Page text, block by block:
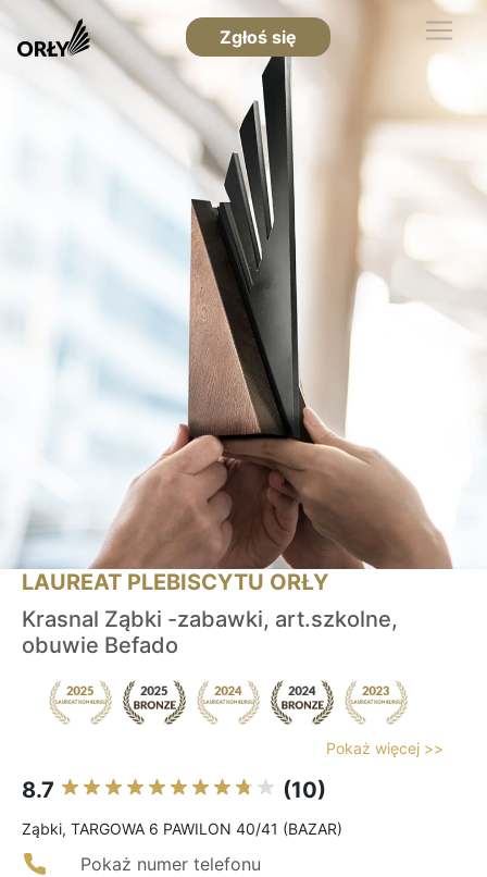
Zgłoś się
LAUREAT PLEBISCYTU ORŁY
Krasnal Ząbki -zabawki, art.szkolne,
obuwie Befado
Pokaż więcej >>
8.7 (10)
Ząbki, TARGOWA 6 PAWILON 40/41 (BAZAR)
Pokaż numer telefonu